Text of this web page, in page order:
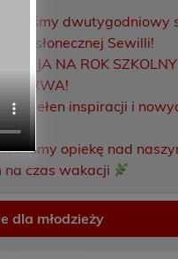
dwutygodniowy
w słonecznej Sewilli!
NA ROK SZKOLNY
TRWA!
pełen inspiracji i
opiekę nad
na czas wakacji
dla młodzieży